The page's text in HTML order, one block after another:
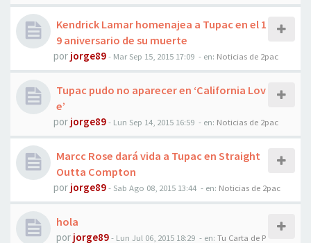
Kendrick Lamar homenajea a Tupac en el 1
9 aniversario de su muerte
por jorge89- Mar Sep 15, 2015 17:09 - en: Noticias de 2pac
Tupac pudo no aparecer en ‘California Lov
e’
por jorge89- Lun Sep 14, 2015 16:59 - en: Noticias de 2pac
Marcc Rose dará vida a Tupac en Straight
Outta Compton
por jorge89- Sab Ago 08, 2015 13:44 - en: Noticias de 2pac
hola
por jorge89- Lun Jul 06, 2015 18:29 - en: Tu Carta de P